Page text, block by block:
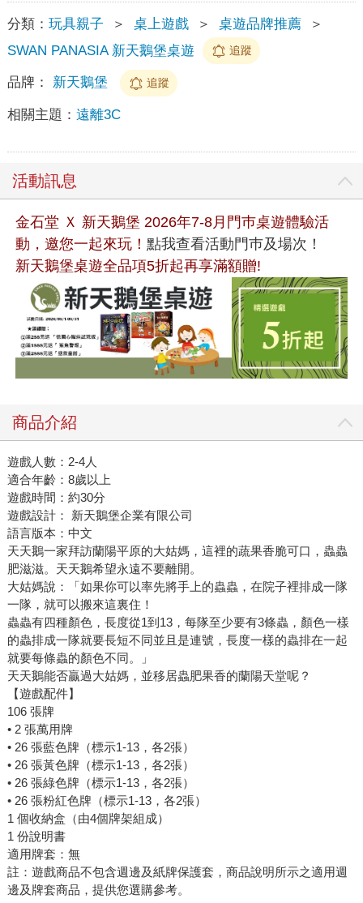
分類： 玩具親子 ＞ 桌上遊戲 ＞ 桌遊品牌推薦
＞
SWAN PANASIA 新天鵝堡桌遊
追蹤
品牌： 新天鵝堡 追蹤
相關主題： 遠離3C
活動訊息
金石堂 Ｘ 新天鵝堡 2026年7-8月門巿桌遊體驗活
動，邀您一起來玩！ 點我查看活動門巿及場次！
新天鵝堡桌遊全品項5折起再享滿額贈!
商品介紹
遊戲人數：2-4人
適合年齡：8歲以上
遊戲時間：約30分
遊戲設計： 新天鵝堡企業有限公司
語言版本：中文
天天鵝一家拜訪蘭陽平原的大姑媽，這裡的蔬果香脆可口，蟲蟲
肥滋滋。天天鵝希望永遠不要離開。
大姑媽說：「如果你可以率先將手上的蟲蟲，在院子裡排成一隊
一隊，就可以搬來這裏住！
蟲蟲有四種顏色，長度從1到13，每隊至少要有3條蟲，顏色一樣
的蟲排成一隊就要長短不同並且是連號，長度一樣的蟲排在一起
就要每條蟲的顏色不同。」
天天鵝能否贏過大姑媽，並移居蟲肥果香的蘭陽天堂呢？
【遊戲配件】
106 張牌
• 2 張萬用牌
• 26 張藍色牌（標示1-13，各2張）
• 26 張黃色牌（標示1-13，各2張）
• 26 張綠色牌（標示1-13，各2張）
• 26 張粉紅色牌（標示1-13，各2張）
1 個收納盒（由4個牌架組成）
1 份說明書
適用牌套：無
註：遊戲商品不包含週邊及紙牌保護套，商品說明所示之適用週
邊及牌套商品，提供您選購參考。